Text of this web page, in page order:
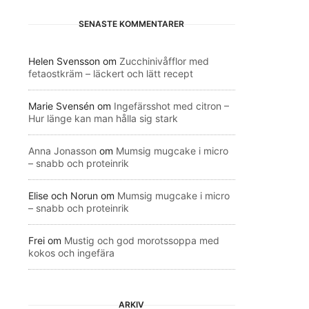
SENASTE KOMMENTARER
Helen Svensson om Zucchinivåfflor med
fetaostkräm – läckert och lätt recept
Marie Svensén om Ingefärsshot med citron –
Hur länge kan man hålla sig stark
Anna Jonasson om Mumsig mugcake i micro
– snabb och proteinrik
Elise och Norun om Mumsig mugcake i micro
– snabb och proteinrik
Frei om Mustig och god morotssoppa med
kokos och ingefära
ARKIV